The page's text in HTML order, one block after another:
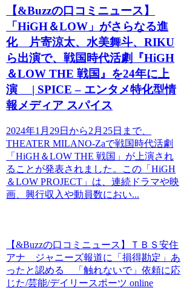
【&Buzzの口コミニュース】
「HiGH＆LOW」がさらなる進
化 片寄涼太、水美舞斗、RIKU
ら出演で、戦国時代活劇『HiGH
＆LOW THE 戦国』を24年に上
演 | SPICE – エンタメ特化型情
報メディア スパイス
2024年1月29日から2月25日まで、
THEATER MILANO-Zaで戦国時代活劇
「HiGH＆LOW THE 戦国」が上演され
ることが発表されました。この「HiGH
＆LOW PROJECT」は、連続ドラマや映
画、興行収入や動員数におい...
【&Buzzの口コミニュース】ＴＢＳ安住
アナ ジャニーズ報道に「損得勘定」あ
ったと認める 「触れないで」依頼に応
じた/芸能/デイリースポーツ online